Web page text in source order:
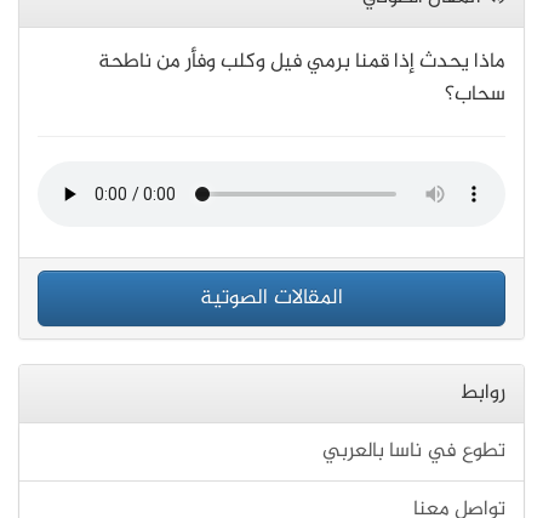
ماذا يحدث إذا قمنا برمي فيل وكلب وفأر من ناطحة
سحاب؟
المقالات الصوتية
روابط
تطوع في ناسا بالعربي
تواصل معنا